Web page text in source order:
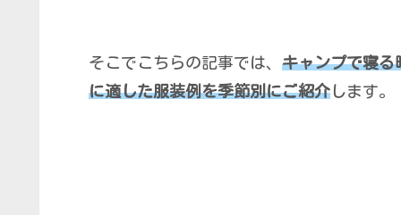
そこでこちらの記事では、 キャンプで寝る
に適した服装例を季節別にご紹介 します。